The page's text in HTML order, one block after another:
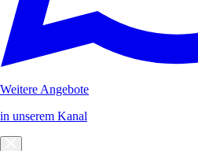
Weitere Angebote
in unserem Kanal